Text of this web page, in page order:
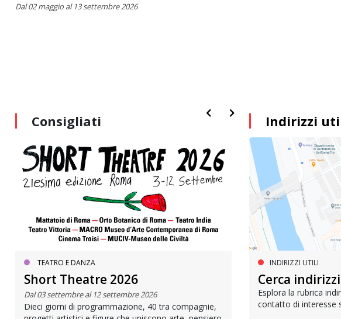
Dal 02 maggio al 13 settembre 2026
Consigliati
TEATRO E DANZA
Short Theatre 2026
Dal 03 settembre al 12 settembre 2026
Dieci giorni di programmazione, 40 tra compagnie,
MUOVERSI A ROMA
Metrebus
gli under 19
Indirizzi
INDIRIZZI UTILI
Cerca
Esplora la rubrica
contatto di interesse